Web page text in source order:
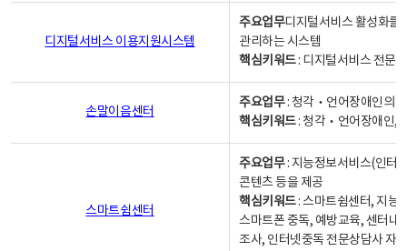
디지털서비스 이용지원시스템
주요업무디지털서비스 활성화를
관리하는 시스템
핵심키워드: 디지털서비스 전문
손말이음센터
주요업무: 청각‧언어장애인의
핵심키워드: 청각‧언어장애인,
스마트쉼센터
주요업무: 지능정보서비스(인터
콘텐츠 등을 제공
핵심키워드: 스마트쉼센터, 지능
스마트폰 중독, 예방교육, 센터내
조사, 인터넷중독 전문상담사 자